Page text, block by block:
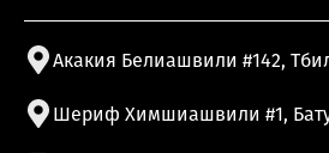
Акакия Белиашвили #142,
Шериф Химшиашвили #1,